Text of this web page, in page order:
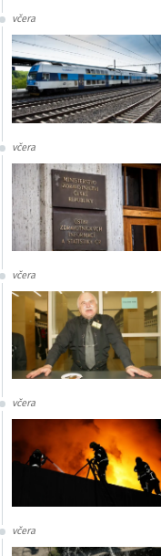
včera
včera
včera
včera
včera